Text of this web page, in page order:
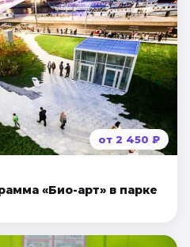
от 2 450 ₽
«Био-арт» в парке